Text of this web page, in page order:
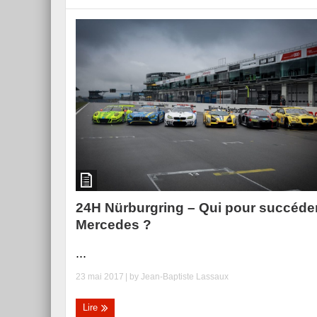
24H Nürburgring – Qui pour
Mercedes ?
...
23 mai 2017 | by Jean-Baptiste Lassaux
Lire